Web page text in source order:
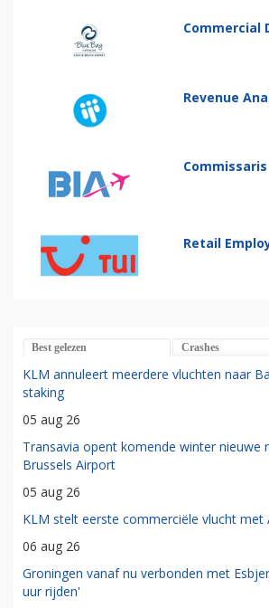
Commercial
Revenue
Commissaris
Retail
Best gelezen Crashes
KLM annuleert meerdere vluchten naar
staking
05 aug 26
Transavia opent komende winter nieuwe
Brussels Airport
05 aug 26
KLM stelt eerste commerciële vlucht met
06 aug 26
Groningen vanaf nu verbonden met
uur rijden'